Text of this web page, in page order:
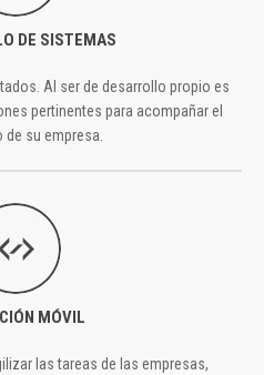
DE SISTEMAS
Al ser de desarrollo propio es
pertinentes para acompañar el
su empresa.
MÓVIL
las tareas de las empresas,